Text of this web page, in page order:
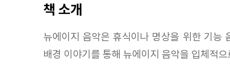
책 소개
뉴에이지 음악은 휴식이나 명상을 위한 기능
배경 이야기를 통해 뉴에이지 음악을 입체적